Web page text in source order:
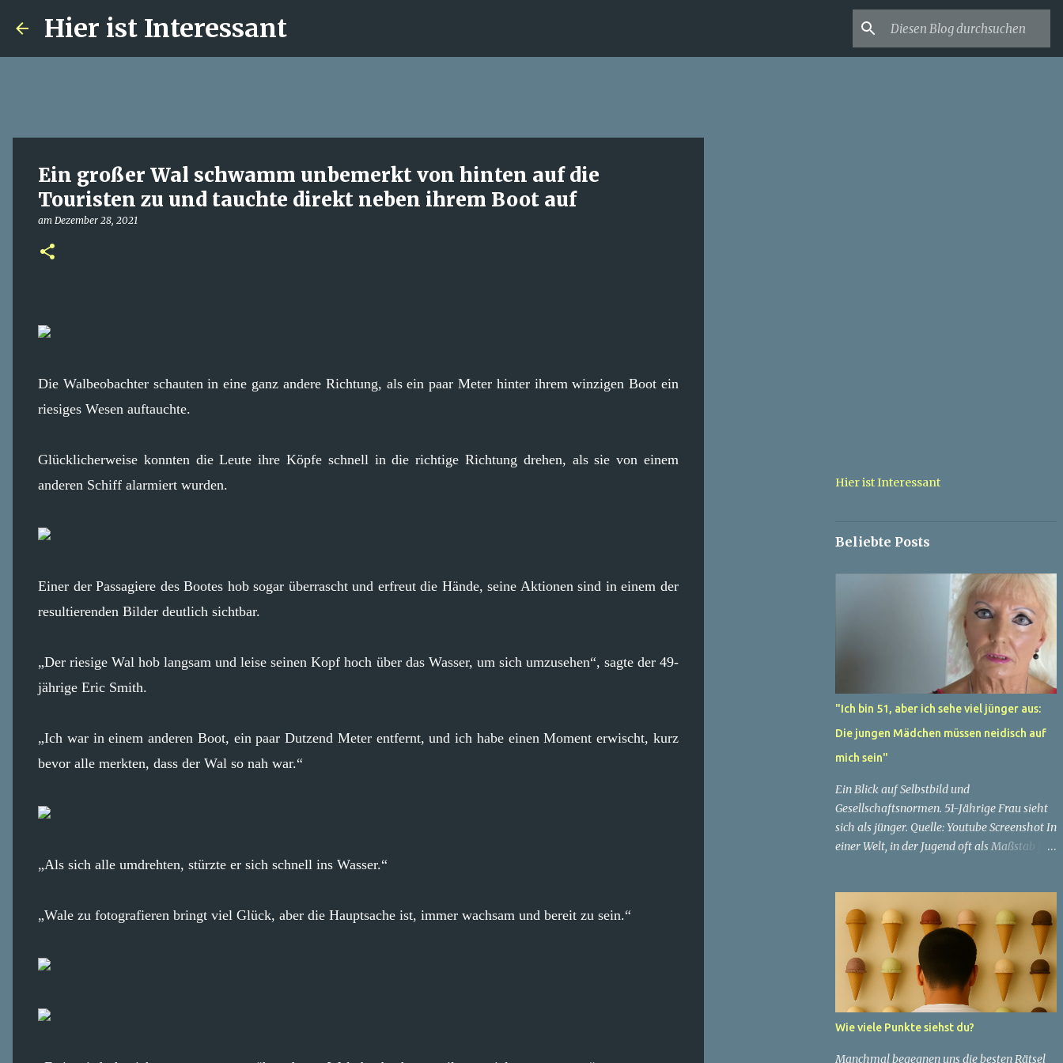
Hier ist Interessant
Ein großer Wal schwamm unbemerkt von hinten auf die
Touristen zu und tauchte direkt neben ihrem Boot auf
am Dezember 28, 2021
Die Walbeobachter schauten in eine ganz andere Richtung, als ein paar Meter hinter ihrem winzigen Boot ein
riesiges Wesen auftauchte.
Glücklicherweise konnten die Leute ihre Köpfe schnell in die richtige Richtung drehen, als sie von einem
anderen Schiff alarmiert wurden.
Einer der Passagiere des Bootes hob sogar überrascht und erfreut die Hände, seine Aktionen sind in einem der
resultierenden Bilder deutlich sichtbar.
„Der riesige Wal hob langsam und leise seinen Kopf hoch über das Wasser, um sich umzusehen“, sagte der 49-
jährige Eric Smith.
„Ich war in einem anderen Boot, ein paar Dutzend Meter entfernt, und ich habe einen Moment erwischt, kurz
bevor alle merkten, dass der Wal so nah war.“
„Als sich alle umdrehten, stürzte er sich schnell ins Wasser.“
„Wale zu fotografieren bringt viel Glück, aber die Hauptsache ist, immer wachsam und bereit zu sein.“
Hier ist Interessant
Beliebte Posts
"Ich bin 51, aber ich sehe viel jünger aus:
Die jungen Mädchen müssen neidisch auf
mich sein"
Ein Blick auf Selbstbild und
Gesellschaftsnormen. 51-Jährige Frau sieht
sich als jünger. Quelle: Youtube Screenshot In
einer Welt, in der Jugend oft als Maßstab für
bewahren. Aber was passiert, wenn jemand
sein eigenes Alter anders wahrnimmt als die
Gesellschaft es tut? Treten dann Selbstbild
und Realität in Konflikt? Ein faszinierendes
Beispiel für diese Diskrepanz ist die
Geschichte einer 51-jährigen Frau, deren
Überzeugung von ihrem Aussehen sie dazu
bringt, sich jünger zu fühlen, als die
Wie viele Punkte siehst du?
Manchmal begegnen uns die besten Rätsel